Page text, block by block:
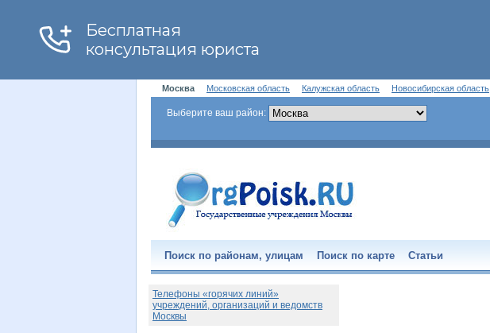
Москва Московская область Калужская область Новосибирская область
Выберите ваш район:
Поиск по районам, улицам Поиск по карте Статьи
Телефоны «горячих линий»
учреждений, организаций и ведомств
Москвы